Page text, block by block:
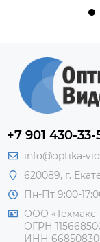
+7 901 430-33-
info@optika-
620089, г.
Пн-Пт 9:00-
ООО «Техмакс
ОГРН
ИНН